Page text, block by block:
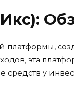
платформы,
эта
у